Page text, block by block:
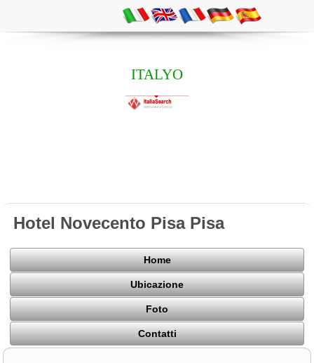
ITALYO
Hotel Novecento Pisa Pisa
Home
Ubicazione
Foto
Contatti